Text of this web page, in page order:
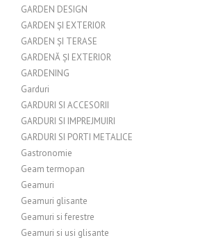
GARDEN DESIGN
GARDEN ȘI EXTERIOR
GARDEN ȘI TERASE
GARDENĂ ȘI EXTERIOR
GARDENING
Garduri
GARDURI SI ACCESORII
GARDURI SI IMPREJMUIRI
GARDURI SI PORTI METALICE
Gastronomie
Geam termopan
Geamuri
Geamuri glisante
Geamuri si ferestre
Geamuri si usi glisante